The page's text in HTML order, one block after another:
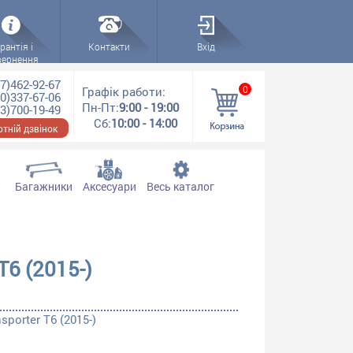
і
Контакти Вхід
92-67
67-06
19-49
дзвінок
Графік работи:
Пн-Пт:9:00 - 19:00
Сб:10:00 - 14:00
0
Багажники Аксесуари Весь каталог
(2015-)
T6 (2015-)